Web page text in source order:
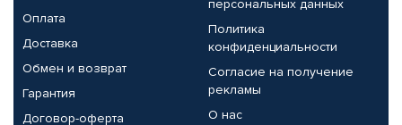
Оплата
Доставка
Обмен и возврат
Гарантия
Договор-оферта
персональных данных
Политика
конфиденциальности
Согласие на получение
рекламы
О нас